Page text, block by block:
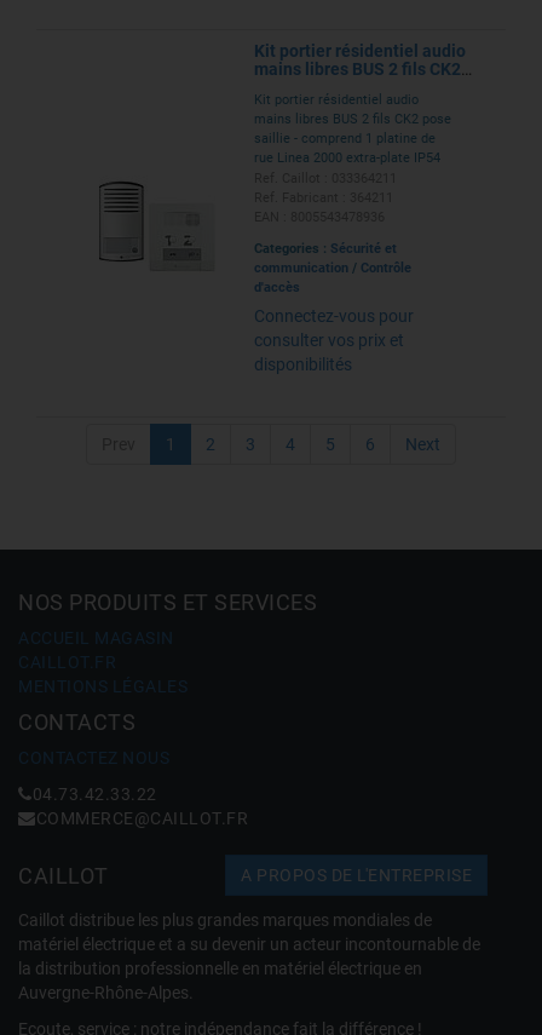
Kit portier résidentiel audio
mains libres BUS 2 fils CK2
Kit portier résidentiel audio
mains libres BUS 2 fils CK2 pose
saillie - comprend 1 platine de
rue Linea 2000 extra-plate IP54
Categories : Sécurité et
communication / Contrôle
d'accès
Connectez-vous pour
consulter vos prix et
disponibilités
1 2 3 4 5 6 Next
NOS PRODUITS ET SERVICES
ACCUEIL MAGASIN
CAILLOT.FR
MENTIONS LÉGALES
CONTACTS
CONTACTEZ NOUS
04.73.42.33.22
COMMERCE@CAILLOT.FR
CAILLOT A PROPOS DE L'ENTREPRISE
Caillot distribue les plus grandes marques mondiales de
matériel électrique et a su devenir un acteur incontournable de
la distribution professionnelle en matériel électrique en
Auvergne-Rhône-Alpes.
Ecoute, service : notre indépendance fait la différence !